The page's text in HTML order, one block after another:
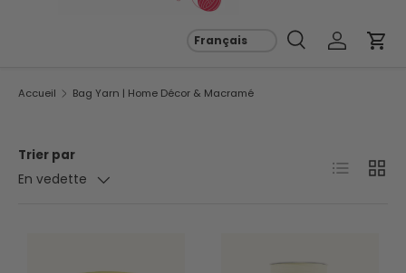
Recherche
Se
Accueil Bag Yarn | Home Décor & Macramé
Trier par
En vedette
Liste Grille